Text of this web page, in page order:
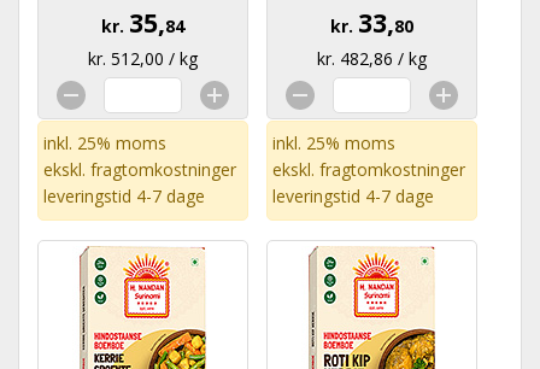
kr. 35,84
kr. 512,00 / kg
inkl. 25% moms
ekskl. fragtomkostninger
leveringstid 4-7 dage
kr. 33,80
kr. 482,86 / kg
inkl. 25% moms
ekskl. fragtomkostninger
leveringstid 4-7 dage